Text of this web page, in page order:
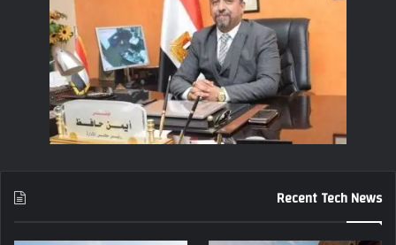
Recent Tech News